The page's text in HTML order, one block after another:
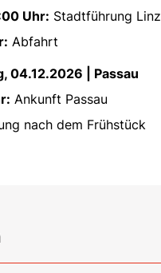
Uhr: Stadtführung Linz
Abfahrt
04.12.2026 | Passau
Ankunft Passau
nach dem Frühstück